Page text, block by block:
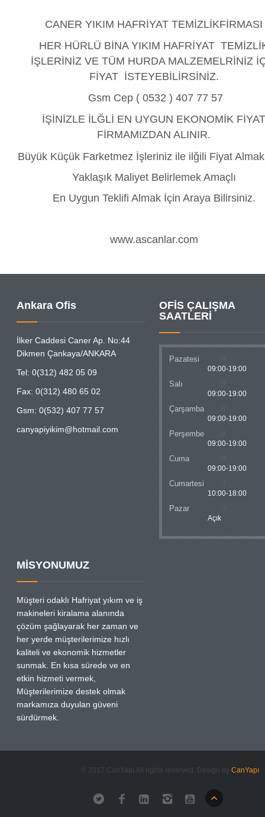
CANER YIKIM HAFRİYAT TEMİZLİKFİRMASI
HER HÜRLÜ BİNA YIKIM HAFRİYAT
İŞLERİNİZ VE TÜM HURDA MALZEMELRİNİZ
FİYAT İSTEYEBİLİRSİNİZ.
Gsm Cep ( 0532 ) 407 77 57
İŞİNİZLE İLĞLİ EN UYGUN EKONOMİK FİYAT
FİRMAMIZDAN ALINIR.
Büyük Küçük Farketmez İşleriniz ile ilğili Fiyat
Yaklaşık Maliyet Belirlemek Amaçlı
En Uygun Teklifi Almak İçin Araya Bilirsiniz.
www.ascanlar.com
Ankara Ofis
İlker Caddesi Caner Ap. No:44
Dikmen Çankaya/ANKARA
Tel: 0(312) 482 05 09
Fax: 0(312) 480 65 02
Gsm: 0(532) 407 77 57
canyapiyikim@hotmail.com
OFİS ÇALIŞMA
SAATLERİ
Pazatesi
09:00-19:00
Salı
09:00-19:00
Çarşamba
09:00-19:00
Perşembe
09:00-19:00
Cuma
09:00-19:00
Cumartesi
10:00-18:00
Pazar
Açık
MİSYONUMUZ
Müşteri odaklı Hafriyat yıkım ve iş
makineleri kiralama alanında
çözüm şağlayarak her zaman ve
her yerde müşterilerimize hızlı
kaliteli ve ekonomik hizmetler
sunmak. En kısa sürede ve en
etkin hizmeti vermek,
Müşterilerimize destek olmak
markamıza duyulan güveni
sürdürmek.
© 2017 CanYapı All rights reserved. Design by CanYapı